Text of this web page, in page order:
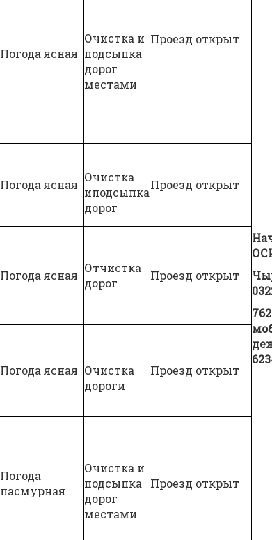
Погода ясная
Очистка и
подсыпка
дорог
местами
Проезд открыт
Погода ясная
Очистка
иподсыпка
дорог
Проезд открыт
Погода ясная
Отчистка
дорог
Проезд открыт
Погода ясная Очистка
дороги
Проезд открыт
Погода
пасмурная
Очистка и
подсыпка
дорог
местами
Проезд открыт